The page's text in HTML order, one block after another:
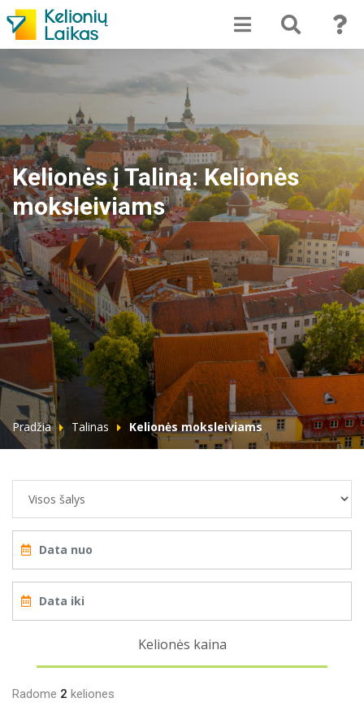
Kelionės į Taliną: Kelionės
moksleiviams
Pradžia Talinas Kelionės moksleiviams
Kelionės kaina
Radome 2 keliones